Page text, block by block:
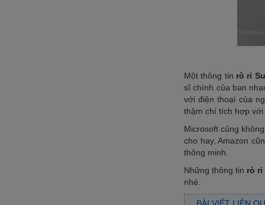
Một thông tin rò rỉ
sĩ chính của ban
với điện thoại của
thậm chí tích hợp
Microsoft cũng
cho hay, Amazon
thông minh.
Những thông tin rò rỉ
nhé.